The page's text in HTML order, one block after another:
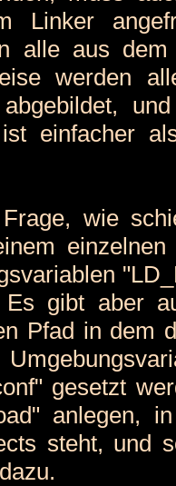
Linker
alle aus
werden
einfacher
wie
gibt aber
Pfad in dem
gesetzt
anlegen,
steht, und